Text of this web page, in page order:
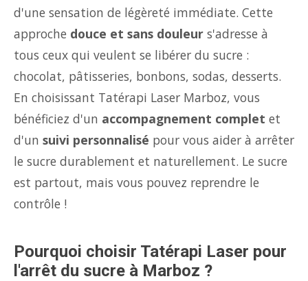
d'une sensation de légèreté immédiate. Cette
approche douce et sans douleur s'adresse à
tous ceux qui veulent se libérer du sucre :
chocolat, pâtisseries, bonbons, sodas, desserts.
En choisissant Tatérapi Laser Marboz, vous
bénéficiez d'un accompagnement complet et
d'un suivi personnalisé pour vous aider à arrêter
le sucre durablement et naturellement. Le sucre
est partout, mais vous pouvez reprendre le
contrôle !
Pourquoi choisir Tatérapi Laser pour
l'arrêt du sucre à Marboz ?